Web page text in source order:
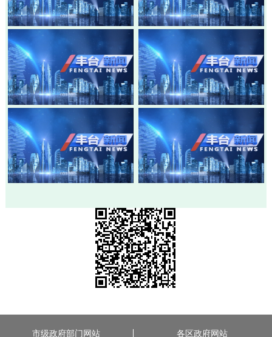
20260805-丰台新闻
20260803-丰台新闻
20260730-丰台新闻
20260728-丰台新闻
20260724-丰台新闻
市级政府部门网站 各区政府网站